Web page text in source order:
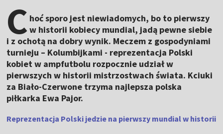
C hoć sporo jest niewiadomych, bo to pierwszy
w historii kobiecy mundial, jadą pewne siebie
i z ochotą na dobry wynik. Meczem z gospodyniami
turnieju – Kolumbijkami - reprezentacja Polski
kobiet w ampfutbolu rozpocznie udział w
pierwszych w historii mistrzostwach świata. Kciuki
za Biało-Czerwone trzyma najlepsza polska
piłkarka Ewa Pajor.
Reprezentacja Polski jedzie na pierwszy mundial w historii